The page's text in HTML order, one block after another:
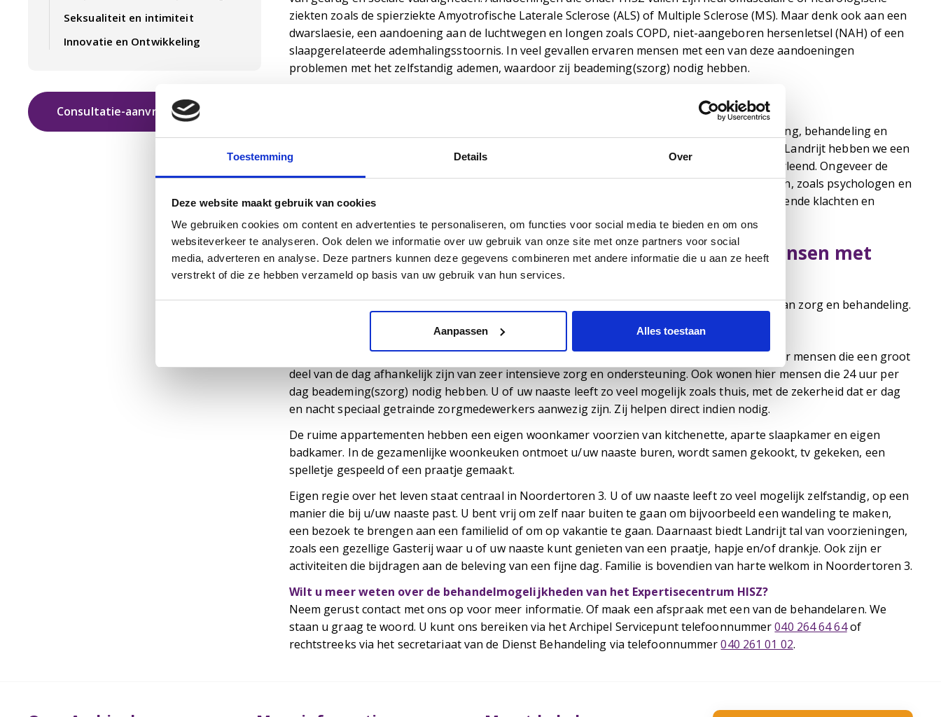
Toestemming Details Over
Deze website maakt gebruik van cookies
We gebruiken cookies om content en advertenties te personaliseren, om functies voor social media te bieden en om ons
websiteverkeer te analyseren. Ook delen we informatie over uw gebruik van onze site met onze partners voor social
media, adverteren en analyse. Deze partners kunnen deze gegevens combineren met andere informatie die u aan ze heeft
verstrekt of die ze hebben verzameld op basis van uw gebruik van hun services.
Aanpassen Alles toestaan
Seksualiteit en intimiteit
Innovatie en Ontwikkeling
Consultatie-aanvraag
ziekten zoals de spierziekte Amyotrofische Laterale Sclerose (ALS) of Multiple Sclerose (MS). Maar denk ook aan een
dwarslaesie, een aandoening aan de luchtwegen en longen zoals COPD, niet-aangeboren hersenletsel (NAH) of een
slaapgerelateerde ademhalingsstoornis. In veel gevallen ervaren mensen met een van deze aandoeningen
problemen met het zelfstandig ademen, waardoor zij beademing(szorg) nodig hebben.
Binnen Archipel hebben we een eigen expertisecentrum opgezet voor de specifieke begeleiding, behandeling en
verzorging van mensen die Hoog Intensieve Somatische Zorg nodig hebben. Op onze locatie Landrijt hebben we een
speciale afdeling waar 24 uur per dag, 365 dagen per jaar, ondersteuning en zorg worden verleend. Ongeveer de
helft van de mensen krijgt ook beademing(szorg). We hebben een eigen team met specialisten, zoals psychologen en
logopedisten. Hierdoor kunnen we de juiste zorg en ondersteuning bieden voor de uiteenlopende klachten en
breder naar bepaalde aandoeningen kijken.
Gespecialiseerde woonmogelijkheden en zorg voor mensen met
HISZ
Binnen het Expertisecentrum HISZ bieden we verschillende woonmogelijkheden en vormen van zorg en behandeling.
Gespecialiseerde woonmogelijkheden
In Noordertoren 3 hebben we een speciale woonomgeving ingericht met appartementen voor mensen die een groot
deel van de dag afhankelijk zijn van zeer intensieve zorg en ondersteuning. Ook wonen hier mensen die 24 uur per
dag beademing(szorg) nodig hebben. U of uw naaste leeft zo veel mogelijk zoals thuis, met de zekerheid dat er dag
en nacht speciaal getrainde zorgmedewerkers aanwezig zijn. Zij helpen direct indien nodig.
De ruime appartementen hebben een eigen woonkamer voorzien van kitchenette, aparte slaapkamer en eigen
badkamer. In de gezamenlijke woonkeuken ontmoet u/uw naaste buren, wordt samen gekookt, tv gekeken, een
spelletje gespeeld of een praatje gemaakt.
Eigen regie over het leven staat centraal in Noordertoren 3. U of uw naaste leeft zo veel mogelijk zelfstandig, op een
manier die bij u/uw naaste past. U bent vrij om zelf naar buiten te gaan om bijvoorbeeld een wandeling te maken,
een bezoek te brengen aan een familielid of om op vakantie te gaan. Daarnaast biedt Landrijt tal van voorzieningen,
zoals een gezellige Gasterij waar u of uw naaste kunt genieten van een praatje, hapje en/of drankje. Ook zijn er
activiteiten die bijdragen aan de beleving van een fijne dag. Familie is bovendien van harte welkom in Noordertoren 3.
Wilt u meer weten over de behandelmogelijkheden van het Expertisecentrum HISZ?
Neem gerust contact met ons op voor meer informatie. Of maak een afspraak met een van de behandelaren. We
staan u graag te woord. U kunt ons bereiken via het Archipel Servicepunt telefoonnummer040 264 64 64of
rechtstreeks via het secretariaat van de Dienst Behandeling via telefoonnummer040 261 01 02.